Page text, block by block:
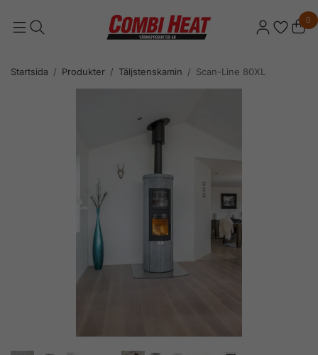
0
Startsida / Produkter / Täljstenskamin / Scan-Line 80XL